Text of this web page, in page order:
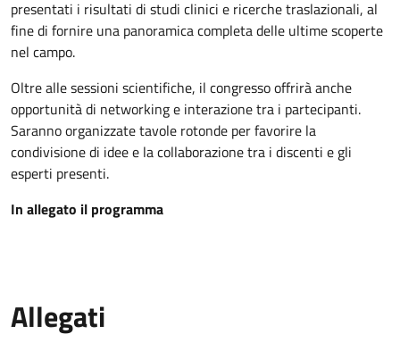
presentati i risultati di studi clinici e ricerche traslazionali, al
fine di fornire una panoramica completa delle ultime scoperte
nel campo.
Oltre alle sessioni scientifiche, il congresso offrirà anche
opportunità di networking e interazione tra i partecipanti.
Saranno organizzate tavole rotonde per favorire la
condivisione di idee e la collaborazione tra i discenti e gli
esperti presenti.
In allegato il programma
Allegati